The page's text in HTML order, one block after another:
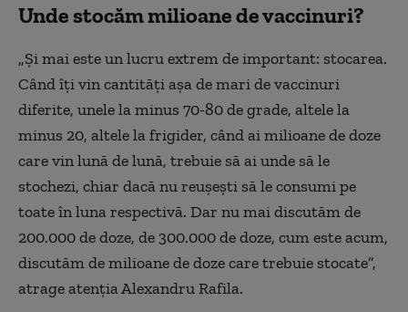
Unde stocăm milioane de vaccinuri?
„Și mai este un lucru extrem de important: stocarea.
Când îți vin cantități așa de mari de vaccinuri
diferite, unele la minus 70-80 de grade, altele la
minus 20, altele la frigider, când ai milioane de doze
care vin lună de lună, trebuie să ai unde să le
stochezi, chiar dacă nu reușești să le consumi pe
toate în luna respectivă. Dar nu mai discutăm de
200.000 de doze, de 300.000 de doze, cum este acum,
discutăm de milioane de doze care trebuie stocate”,
atrage atenția Alexandru Rafila.